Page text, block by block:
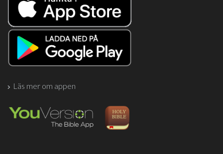
Läs mer om appen